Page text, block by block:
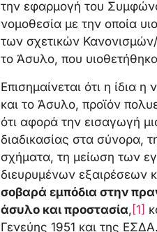
την εφαρμογή του
νομοθεσία με την οποία
των σχετικών
το Άσυλο, που
Επισημαίνεται ότι η
και το Άσυλο, προϊόν
ότι αφορά την εισαγωγή
διαδικασίας στα σύνορα,
σχήματα, τη μείωση των
διευρυμένων εξαιρέσεων
σοβαρά εμπόδια στην
άσυλο και προστασία, [1]
Γενεύης 1951 και της